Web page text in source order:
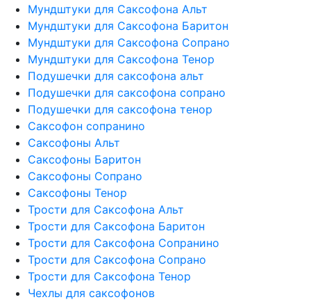
Мундштуки для Саксофона Альт
Мундштуки для Саксофона Баритон
Мундштуки для Саксофона Сопрано
Мундштуки для Саксофона Тенор
Подушечки для саксофона альт
Подушечки для саксофона сопрано
Подушечки для саксофона тенор
Саксофон сопранино
Саксофоны Альт
Саксофоны Баритон
Саксофоны Сопрано
Саксофоны Тенор
Трости для Саксофона Альт
Трости для Саксофона Баритон
Трости для Саксофона Сопранино
Трости для Саксофона Сопрано
Трости для Саксофона Тенор
Чехлы для саксофонов